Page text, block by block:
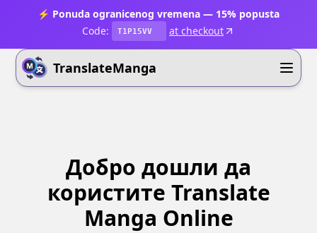
⚡ Ponuda ogranicenog vremena — 15% popusta
Code:
T1P15VV at checkout
TranslateManga
Добро дошли да
користите Translate
Manga Online